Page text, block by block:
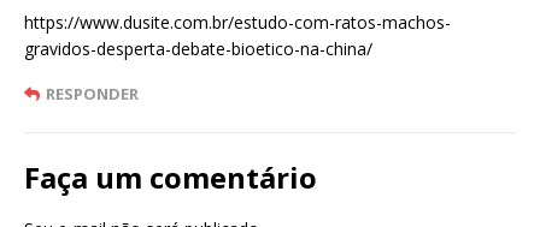
https://www.dusite.com.br/estudo-com-ratos-machos-
gravidos-desperta-debate-bioetico-na-china/
RESPONDER
Faça um comentário